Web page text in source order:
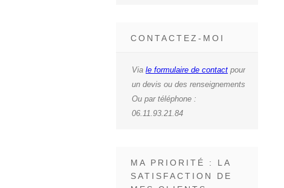
CONTACTEZ-MOI
Via le formulaire de contact pour
un devis ou des renseignements
Ou par téléphone :
06.11.93.21.84
MA PRIORITÉ : LA
SATISFACTION DE